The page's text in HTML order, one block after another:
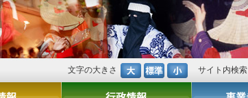
文字の大きさ サイト内検索